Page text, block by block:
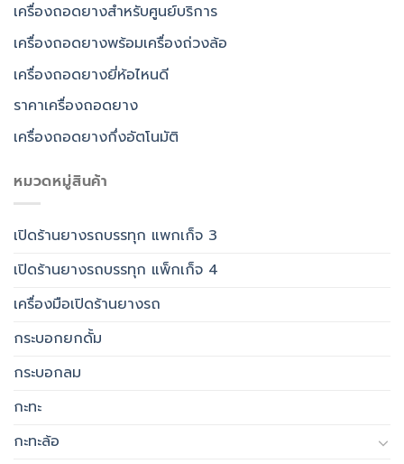
เครื่องถอดยางสำหรับศูนย์บริการ
เครื่องถอดยางพร้อมเครื่องถ่วงล้อ
เครื่องถอดยางยี่ห้อไหนดี
ราคาเครื่องถอดยาง
เครื่องถอดยางกึ่งอัตโนมัติ
หมวดหมู่สินค้า
เปิดร้านยางรถบรรทุก แพกเก็จ 3
เปิดร้านยางรถบรรทุก แพ็กเก็จ 4
เครื่องมือเปิดร้านยางรถ
กระบอกยกดั้ม
กระบอกลม
กะทะ
กะทะล้อ